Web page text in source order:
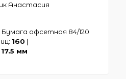
Анастасия
офсетная 84/120
160 |
мм